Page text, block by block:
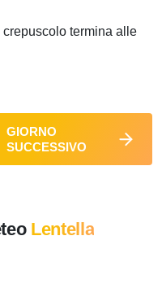
crepuscolo termina alle
GIORNO
SUCCESSIVO
Lentella